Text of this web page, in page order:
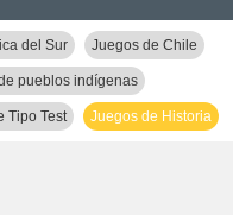
del Sur Juegos de Chile
pueblos indígenas
Tipo Test Juegos de Historia